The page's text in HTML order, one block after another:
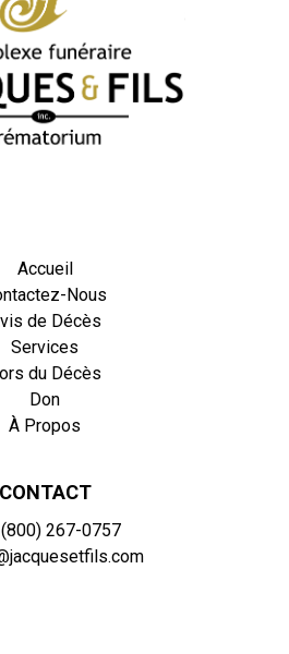
Accueil
Nous
de Décès
Services
du Décès
Don
À Propos
CONTACT
267-0757